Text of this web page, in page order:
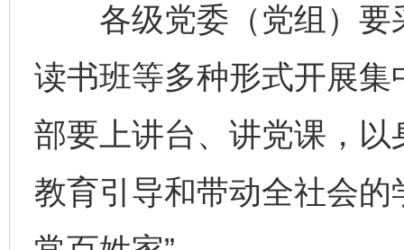
各级党委（党组）要
读书班等多种形式开展
部要上讲台、讲党课，
教育引导和带动全社会的